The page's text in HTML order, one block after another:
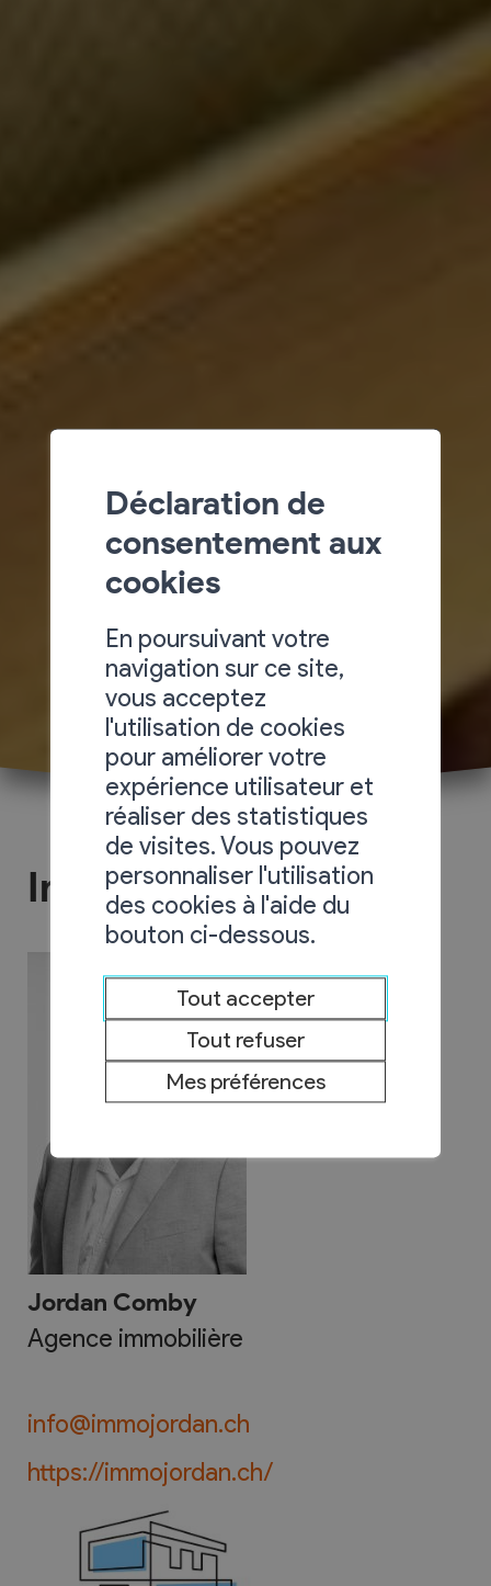
ImmoJordan
Jordan Comby
Agence immobilière
info@immojordan.ch
https://immojordan.ch/
Déclaration de
consentement aux
cookies
En poursuivant votre
navigation sur ce site,
vous acceptez
l'utilisation de cookies
pour améliorer votre
expérience utilisateur et
réaliser des statistiques
de visites. Vous pouvez
personnaliser l'utilisation
des cookies à l'aide du
bouton ci-dessous.
Tout accepter
Tout refuser
Mes préférences